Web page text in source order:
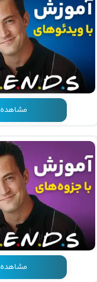
مشاهده
مشاهده